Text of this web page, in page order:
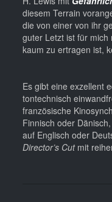
diesem Terrain
die von einer von ihr
guter Letzt ist für mich
kaum zu ertragen ist,
Es gibt eine exzellent
tontechnisch
französische
Finnisch oder
auf Englisch oder
Director’s Cut mit